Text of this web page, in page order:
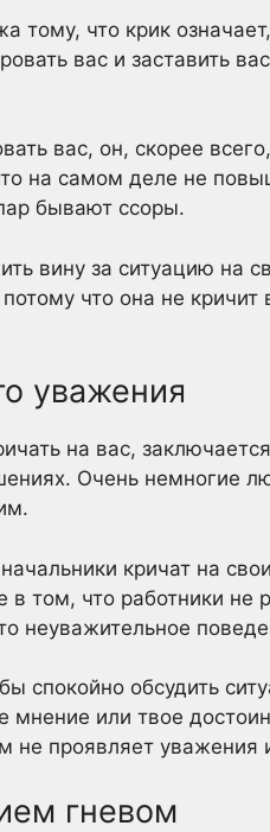
что крик
вас и заставить
вас, он, скорее
на самом деле не
бывают ссоры.
вину за ситуацию на
что она не
уважения
на вас,
Очень немногие
кричат на
том, что работники не
неуважительное
спокойно обсудить
мнение или твое
не проявляет уважения
гневом